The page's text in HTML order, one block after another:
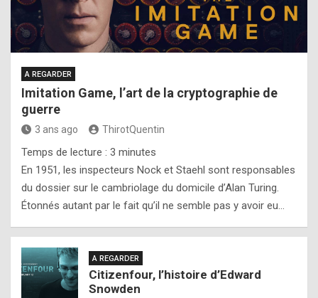
A REGARDER
Imitation Game, l’art de la cryptographie de
guerre
3 ans ago ThirotQuentin
Temps de lecture : 3 minutes
En 1951, les inspecteurs Nock et Staehl sont responsables
du dossier sur le cambriolage du domicile d’Alan Turing.
Étonnés autant par le fait qu’il ne semble pas y avoir eu…
A REGARDER
Citizenfour, l’histoire d’Edward
Snowden